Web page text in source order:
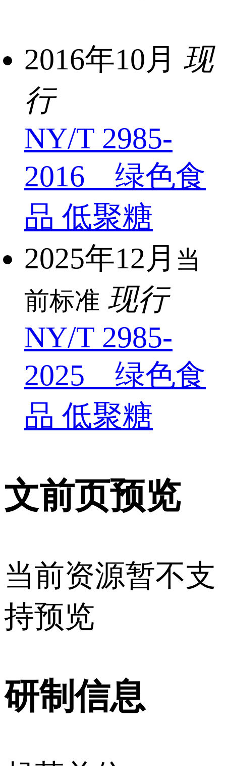
2016年10月 现
行
NY/T 2985-
2016 绿色食
品 低聚糖
2025年12月 当
前标准 现行
NY/T 2985-
2025 绿色食
品 低聚糖
文前页预览
当前资源暂不支
持预览
研制信息